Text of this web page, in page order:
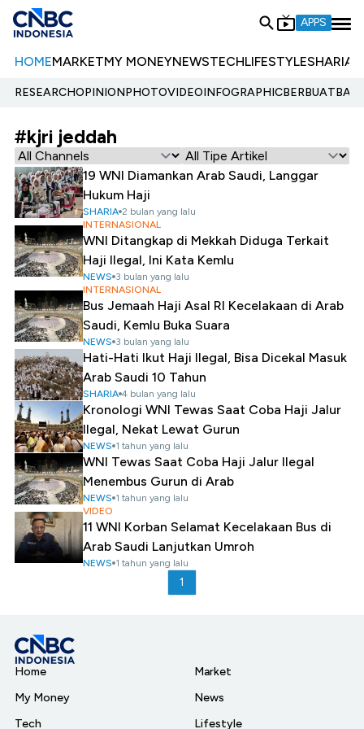
APPS
HOMEMARKETMY MONEYNEWSTECHLIFESTYLESHARIA
RESEARCHOPINIONPHOTOVIDEOINFOGRAPHIC
#kjri jeddah
19 WNI Diamankan Arab Saudi, Langgar
Hukum Haji
SHARIA 2 bulan yang lalu
INTERNASIONAL
WNI Ditangkap di Mekkah Diduga Terkait
Haji Ilegal, Ini Kata Kemlu
NEWS 3 bulan yang lalu
INTERNASIONAL
Bus Jemaah Haji Asal RI Kecelakaan di Arab
Saudi, Kemlu Buka Suara
NEWS 3 bulan yang lalu
Hati-Hati Ikut Haji Ilegal, Bisa Dicekal Masuk
Arab Saudi 10 Tahun
SHARIA 4 bulan yang lalu
Kronologi WNI Tewas Saat Coba Haji Jalur
Ilegal, Nekat Lewat Gurun
NEWS 1 tahun yang lalu
WNI Tewas Saat Coba Haji Jalur Ilegal
Menembus Gurun di Arab
NEWS 1 tahun yang lalu
VIDEO
11 WNI Korban Selamat Kecelakaan Bus di
Arab Saudi Lanjutkan Umroh
NEWS 1 tahun yang lalu
1
Home
My Money
Tech
Market
News
Lifestyle